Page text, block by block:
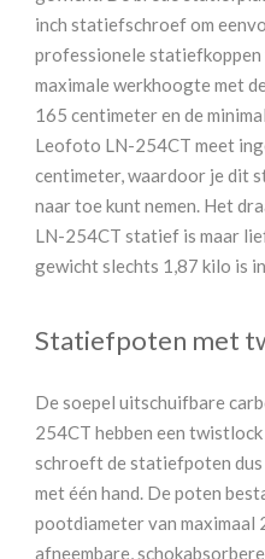
inch statiefschroef om
professionele statiefkoppen
maximale werkhoogte met
165 centimeter en de
Leofoto LN-254CT meet
centimeter, waardoor je dit
naar toe kunt nemen. Het
LN-254CT statief is maar
gewicht slechts 1,87 kilo is
Statiefpoten met
De soepel uitschuifbare
254CT hebben een
schroeft de statiefpoten
met één hand. De poten
pootdiameter van maximaal
afneembare,